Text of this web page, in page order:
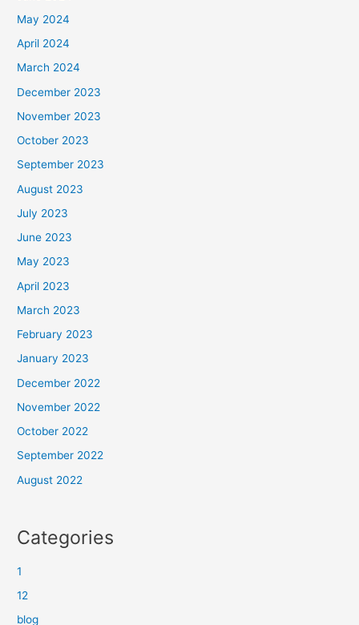
May 2024
April 2024
March 2024
December 2023
November 2023
October 2023
September 2023
August 2023
July 2023
June 2023
May 2023
April 2023
March 2023
February 2023
January 2023
December 2022
November 2022
October 2022
September 2022
August 2022
Categories
1
12
blog